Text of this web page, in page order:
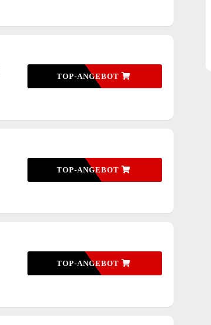
TOP-ANGEBOT
TOP-ANGEBOT
TOP-ANGEBOT